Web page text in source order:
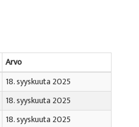
Arvo
18. syyskuuta 2025
18. syyskuuta 2025
18. syyskuuta 2025